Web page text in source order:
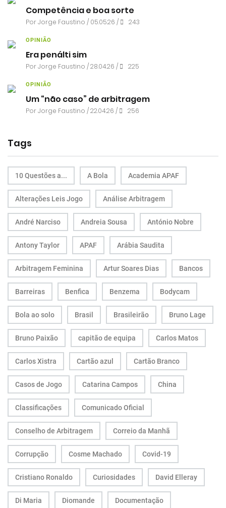
Competência e boa sorte
PorJorge Faustino / 05.05.26 / 243
OPINIÃO
Era penálti sim
PorJorge Faustino / 28.04.26 / 225
OPINIÃO
Um “não caso” de arbitragem
PorJorge Faustino / 22.04.26 / 256
Tags
10 Questões a... A Bola Academia APAF
Alterações Leis Jogo Análise Arbitragem
André Narciso Andreia Sousa António Nobre
Antony Taylor APAF Arábia Saudita
Arbitragem Feminina Artur Soares Dias Bancos
Barreiras Benfica Benzema Bodycam
Bola ao solo Brasil Brasileirão Bruno Lage
Bruno Paixão capitão de equipa Carlos Matos
Carlos Xistra Cartão azul Cartão Branco
Casos de Jogo Catarina Campos China
Classificações Comunicado Oficial
Conselho de Arbitragem Correio da Manhã
Corrupção Cosme Machado Covid-19
Cristiano Ronaldo Curiosidades David Elleray
Di Maria Diomande Documentação